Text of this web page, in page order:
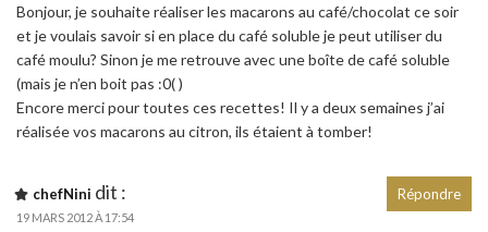
Bonjour, je souhaite réaliser les macarons au café/chocolat ce soir
et je voulais savoir si en place du café soluble je peut utiliser du
café moulu? Sinon je me retrouve avec une boîte de café soluble
(mais je n’en boit pas :0( )
Encore merci pour toutes ces recettes! Il y a deux semaines j’ai
réalisée vos macarons au citron, ils étaient à tomber!
chefNini dit :
19 MARS 2012 À 17:54
Répondre